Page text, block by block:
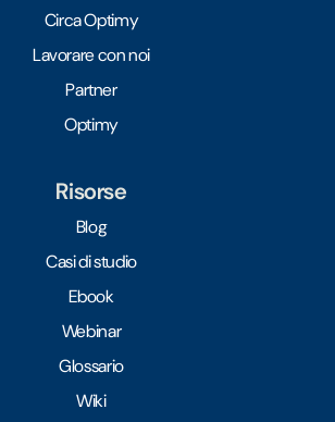
Circa Optimy
Lavorare con noi
Partner
Optimy
Risorse
Blog
Casi di studio
Ebook
Webinar
Glossario
Wiki